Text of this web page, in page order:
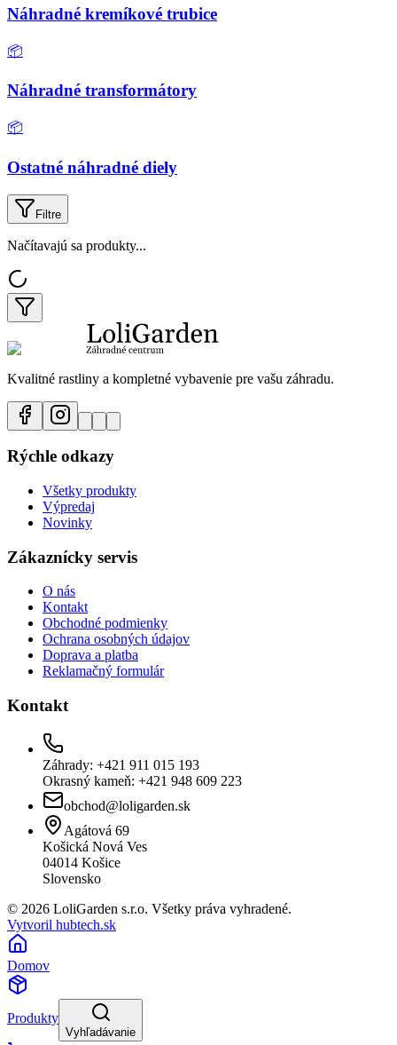
Náhradné kremíkové trubice
📦
Náhradné transformátory
📦
Ostatné náhradné diely
Filtre
Načítavajú sa produkty...
Kvalitné rastliny a kompletné vybavenie pre vašu záhradu.
Rýchle odkazy
Všetky produkty
Výpredaj
Novinky
Zákaznícky servis
O nás
Kontakt
Obchodné podmienky
Ochrana osobných údajov
Doprava a platba
Reklamačný formulár
Kontakt
Záhrady: +421 911 015 193
Okrasný kameň: +421 948 609 223
obchod@loligarden.sk
Agátová 69
Košická Nová Ves
04014 Košice
Slovensko
© 2026 LoliGarden s.r.o. Všetky práva vyhradené.
Vytvoril hubtech.sk
Domov
Produkty
Vyhľadávanie